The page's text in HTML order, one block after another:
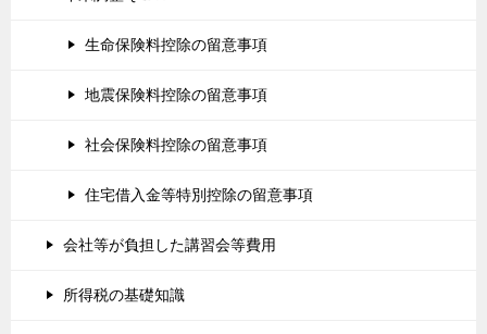
生命保険料控除の留意事項
地震保険料控除の留意事項
社会保険料控除の留意事項
住宅借入金等特別控除の留意事項
会社等が負担した講習会等費用
所得税の基礎知識